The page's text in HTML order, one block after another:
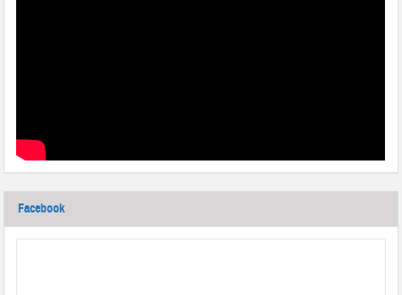
Facebook